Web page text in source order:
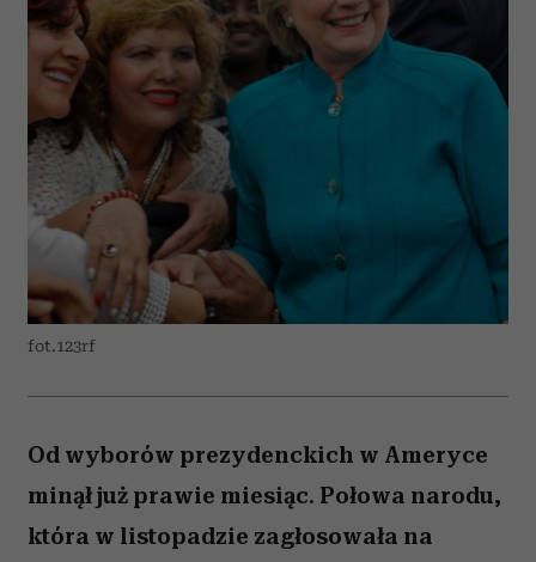
fot.123rf
Od wyborów prezydenckich w Ameryce
minął już prawie miesiąc. Połowa narodu,
która w listopadzie zagłosowała na